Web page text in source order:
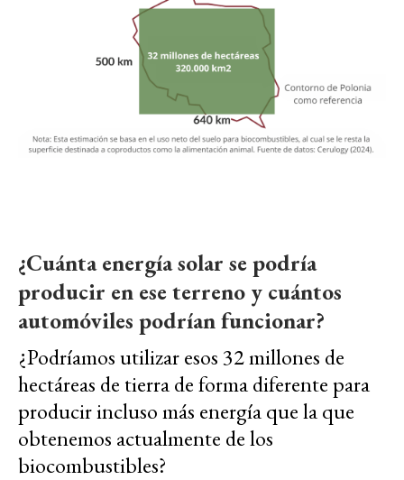
¿Cuánta energía solar se podría
producir en ese terreno y cuántos
automóviles podrían funcionar?
¿Podríamos utilizar esos 32 millones de
hectáreas de tierra de forma diferente para
producir incluso más energía que la que
obtenemos actualmente de los
biocombustibles?